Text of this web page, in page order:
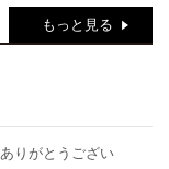
もっと見る
りがとうござい